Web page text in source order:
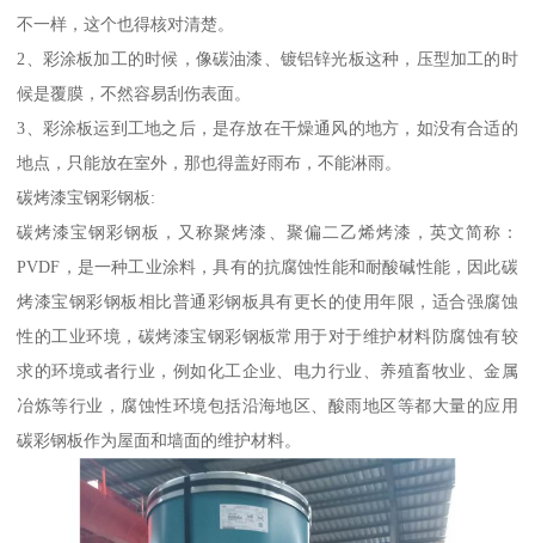
不一样，这个也得核对清楚。
2、彩涂板加工的时候，像碳油漆、镀铝锌光板这种，压型加工的时
候是覆膜，不然容易刮伤表面。
3、彩涂板运到工地之后，是存放在干燥通风的地方，如没有合适的
地点，只能放在室外，那也得盖好雨布，不能淋雨。
碳烤漆宝钢彩钢板:
碳烤漆宝钢彩钢板，又称聚烤漆、聚偏二乙烯烤漆，英文简称：
PVDF，是一种工业涂料，具有的抗腐蚀性能和耐酸碱性能，因此碳
烤漆宝钢彩钢板相比普通彩钢板具有更长的使用年限，适合强腐蚀
性的工业环境，碳烤漆宝钢彩钢板常用于对于维护材料防腐蚀有较
求的环境或者行业，例如化工企业、电力行业、养殖畜牧业、金属
冶炼等行业，腐蚀性环境包括沿海地区、酸雨地区等都大量的应用
碳彩钢板作为屋面和墙面的维护材料。